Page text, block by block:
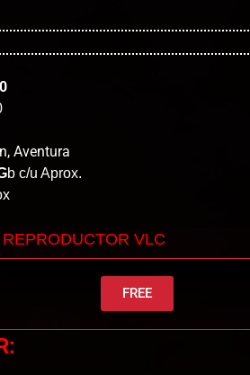
Aventura
b c/u Aprox.
VLC
FREE